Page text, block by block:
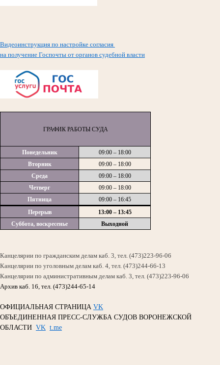
Видеоинструкция по настройке согласия
на получение Госпочты от органов судебной власти
ГРАФИК РАБОТЫ СУДА
Понедельник
09:00 – 18:00
Вторник
09:00 – 18:00
Среда
09:00 – 18:00
Четверг
09:00 – 18:00
Пятница
09:00 – 16:45
Перерыв
13:00 – 13:45
Суббота, воскресенье
Выходной
Канцелярии по гражданским делам каб. 3, тел. (473)223-96-06
Канцелярии по уголовным делам каб. 4, тел. (473)244-66-13
Канцелярии по административным делам каб. 3, тел. (473)223-96-06
Архив каб. 16, тел. (473)244-65-14
ОФИЦИАЛЬНАЯ СТРАНИЦА VK
ОБЪЕДИНЕННАЯ ПРЕСС-СЛУЖБА СУДОВ ВОРОНЕЖСКОЙ
ОБЛАСТИ VK t.me